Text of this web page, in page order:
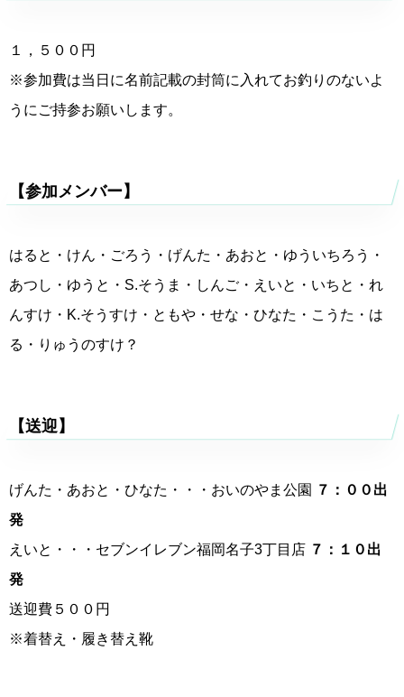
１，５００円
※参加費は当日に名前記載の封筒に入れてお釣りのないよ
うにご持参お願いします。
【参加メンバー】
はると・けん・ごろう・げんた・あおと・ゆういちろう・
あつし・ゆうと・S.そうま・しんご・えいと・いちと・れ
んすけ・K.そうすけ・ともや・せな・ひなた・こうた・は
る・りゅうのすけ？
【送迎】
げんた・あおと・ひなた・・・おいのやま公園
７：００出
発
えいと・・・セブンイレブン福岡名子3丁目店 ７：１０出
発
送迎費５００円
※着替え・履き替え靴